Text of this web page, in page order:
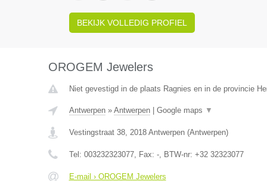
BEKIJK VOLLEDIG PROFIEL
OROGEM Jewelers
Niet gevestigd in de plaats Ragnies en in de provincie
Antwerpen» Antwerpen| Google maps ▼
Vestingstraat 38, 2018 Antwerpen(Antwerpen)
Tel: 003232323077, Fax: -, BTW-nr: +32 32323077
E-mail › OROGEM Jewelers